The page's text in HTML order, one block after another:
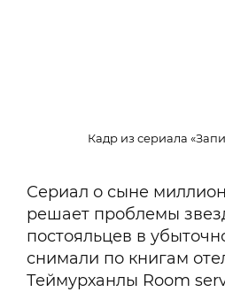
Кадр из сериала
Сериал о сыне
решает проблемы
постояльцев в
снимали по книгам
Теймурханлы Room